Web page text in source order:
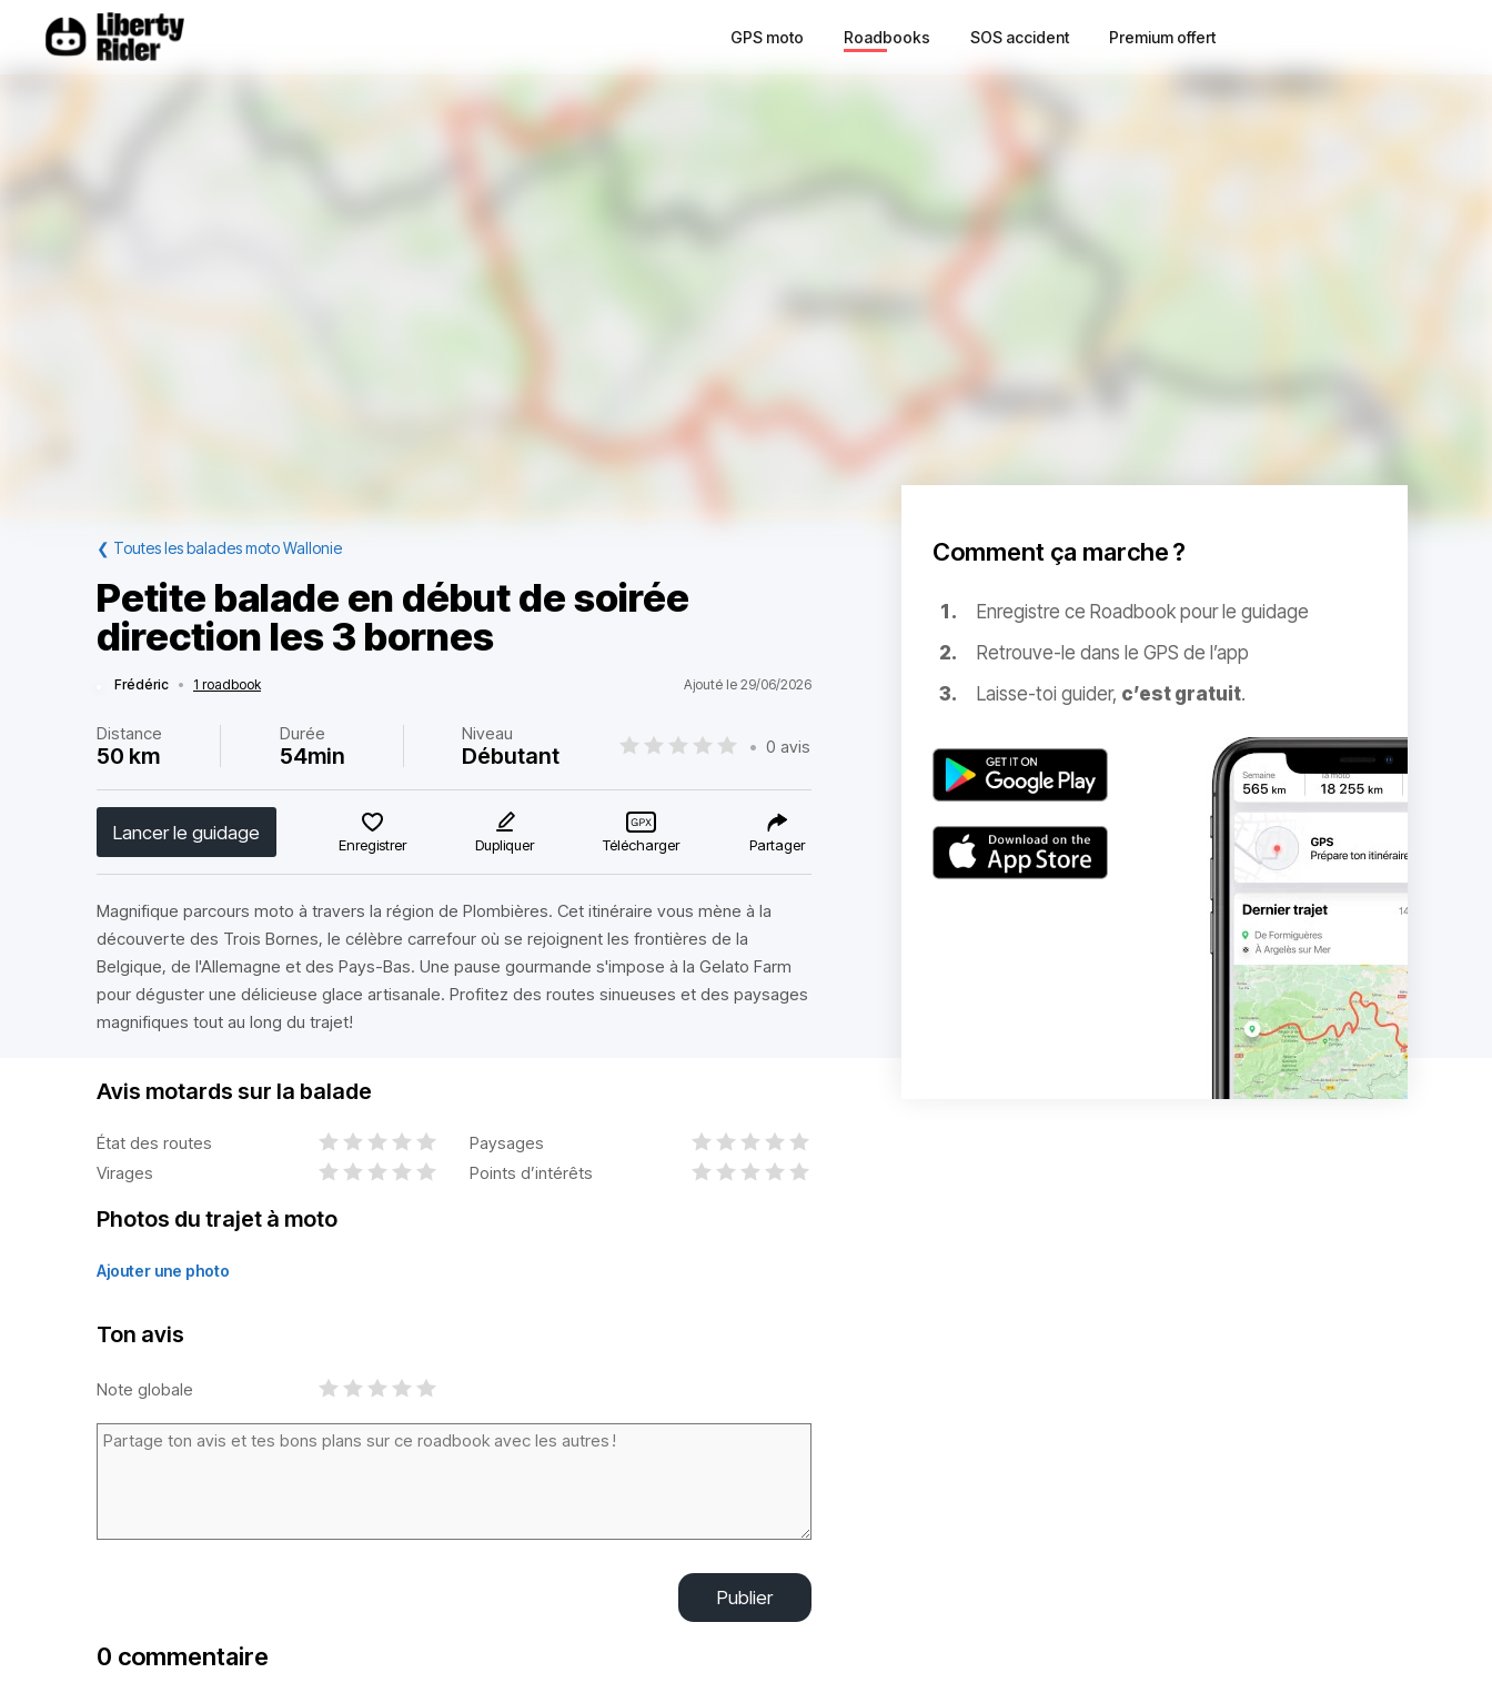
GPS moto Roadbooks SOS accident Premium offert
❮ Toutes les balades moto Wallonie
Petite balade en début de soirée
direction les 3 bornes
Frédéric • 1 roadbook Ajouté le 29/06/2026
Distance
50 km
Durée
54min
Niveau
Débutant • 0 avis
Lancer le guidage
Enregistrer Dupliquer Télécharger Partager
Magnifique parcours moto à travers la région de Plombières. Cet itinéraire vous mène à la
découverte des Trois Bornes, le célèbre carrefour où se rejoignent les frontières de la
Belgique, de l'Allemagne et des Pays-Bas. Une pause gourmande s'impose à la Gelato Farm
pour déguster une délicieuse glace artisanale. Profitez des routes sinueuses et des paysages
magnifiques tout au long du trajet!
Comment ça marche ?
Enregistre ce Roadbook pour le guidage
Retrouve-le dans le GPS de l’app
Laisse-toi guider, c’est gratuit.
Avis motards sur la balade
État des routes
Paysages
Virages
Points d’intérêts
Photos du trajet à moto
Ajouter une photo
Ton avis
Note globale
Publier
0 commentaire